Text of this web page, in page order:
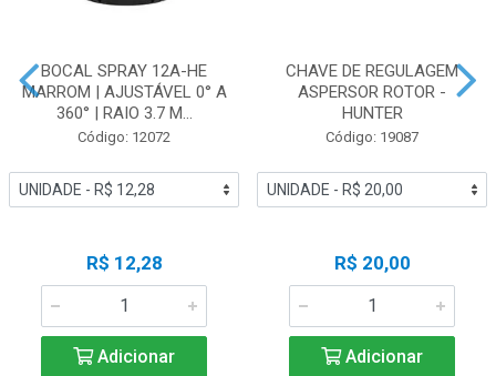
BOCAL SPRAY 12A-HE
MARROM | AJUSTÁVEL 0° A
360° | RAIO 3.7 M...
Código: 12072
R$ 12,28
Adicionar
CHAVE DE REGULAGEM
ASPERSOR ROTOR -
HUNTER
Código: 19087
R$ 20,00
Adicionar